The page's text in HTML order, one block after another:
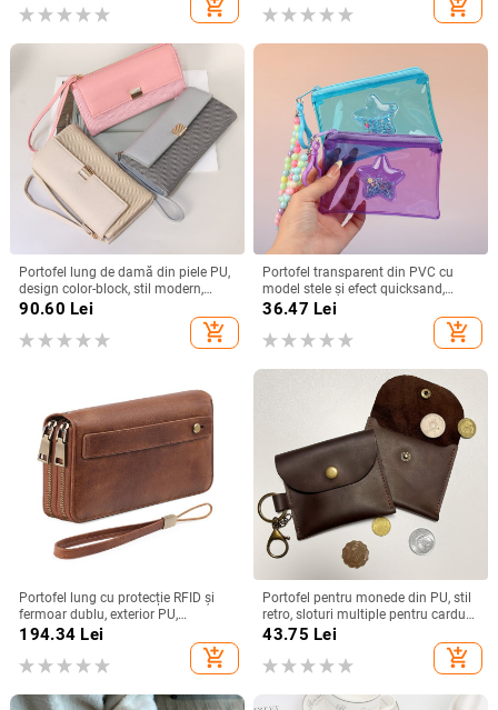
(Primăvara 2025)
add_shopping_cart add_shopping_cart
Portofel lung de damă din piele PU,
design color-block, stil modern,
capacitate mare, numeroase
compartimente pentru carduri, de
mână
90.60 Lei
add_shopping_cart
Portofel transparent din PVC cu
model stele și efect quicksand,
închidere cu fermoar; buzunar
pentru monede, suport pentru
carduri și husă pentru căști,
36.47 Lei
add_shopping_cart
Portofel lung cu protecție RFID și
fermoar dublu, exterior PU,
căptușeală din piele de vițel, mai
multe compartimente pentru
carduri
194.34 Lei
add_shopping_cart
Portofel pentru monede din PU, stil
retro, sloturi multiple pentru carduri,
unisex
43.75 Lei
add_shopping_cart